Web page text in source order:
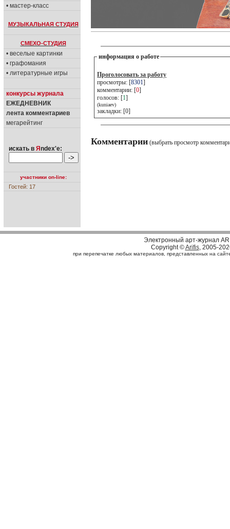
• мастер-класс
МУЗЫКАЛЬНАЯ СТУДИЯ
СМЕХО-СТУДИЯ
• веселые картинки
• графомания
• литературные игры
конкурсы журнала
ЕЖЕДНЕВНИК
лента комментариев
мегарейтинг
искать в Я ndex'е:
участники on-line:
Гостей: 17
информация о работе
Проголосовать за работу
просмотры: [8301]
комментарии: [0]
голосов: [1]
(kuniaev)
закладки: [0]
Комментарии (выбрать просмотр
Электронный арт-журнал
Copyright ©Arifis, 2005-
при перепечатке любых материалов, представленных на